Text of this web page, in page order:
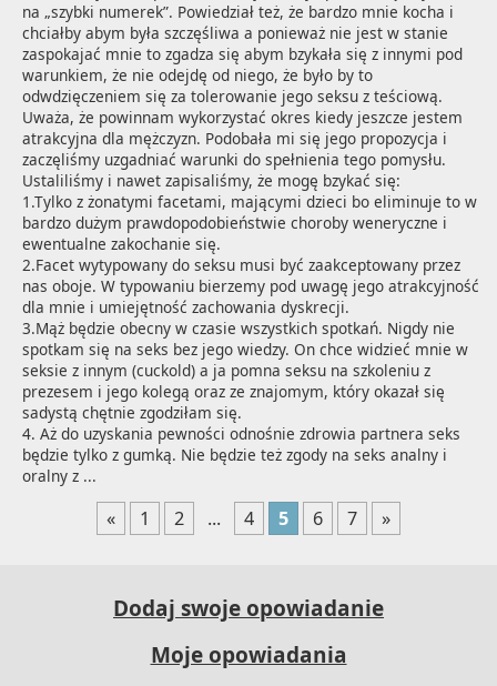
na „szybki numerek”. Powiedział też, że bardzo mnie kocha i
chciałby abym była szczęśliwa a ponieważ nie jest w stanie
zaspokajać mnie to zgadza się abym bzykała się z innymi pod
warunkiem, że nie odejdę od niego, że było by to
odwdzięczeniem się za tolerowanie jego seksu z teściową.
Uważa, że powinnam wykorzystać okres kiedy jeszcze jestem
atrakcyjna dla mężczyzn. Podobała mi się jego propozycja i
zaczęliśmy uzgadniać warunki do spełnienia tego pomysłu.
Ustaliliśmy i nawet zapisaliśmy, że mogę bzykać się:
1.Tylko z żonatymi facetami, mającymi dzieci bo eliminuje to w
bardzo dużym prawdopodobieństwie choroby weneryczne i
ewentualne zakochanie się.
2.Facet wytypowany do seksu musi być zaakceptowany przez
nas oboje. W typowaniu bierzemy pod uwagę jego atrakcyjność
dla mnie i umiejętność zachowania dyskrecji.
3.Mąż będzie obecny w czasie wszystkich spotkań. Nigdy nie
spotkam się na seks bez jego wiedzy. On chce widzieć mnie w
seksie z innym (cuckold) a ja pomna seksu na szkoleniu z
prezesem i jego kolegą oraz ze znajomym, który okazał się
sadystą chętnie zgodziłam się.
4. Aż do uzyskania pewności odnośnie zdrowia partnera seks
będzie tylko z gumką. Nie będzie też zgody na seks analny i
oralny z ...
« 1 2 ... 4 5 6 7 »
Dodaj swoje opowiadanie
Moje opowiadania